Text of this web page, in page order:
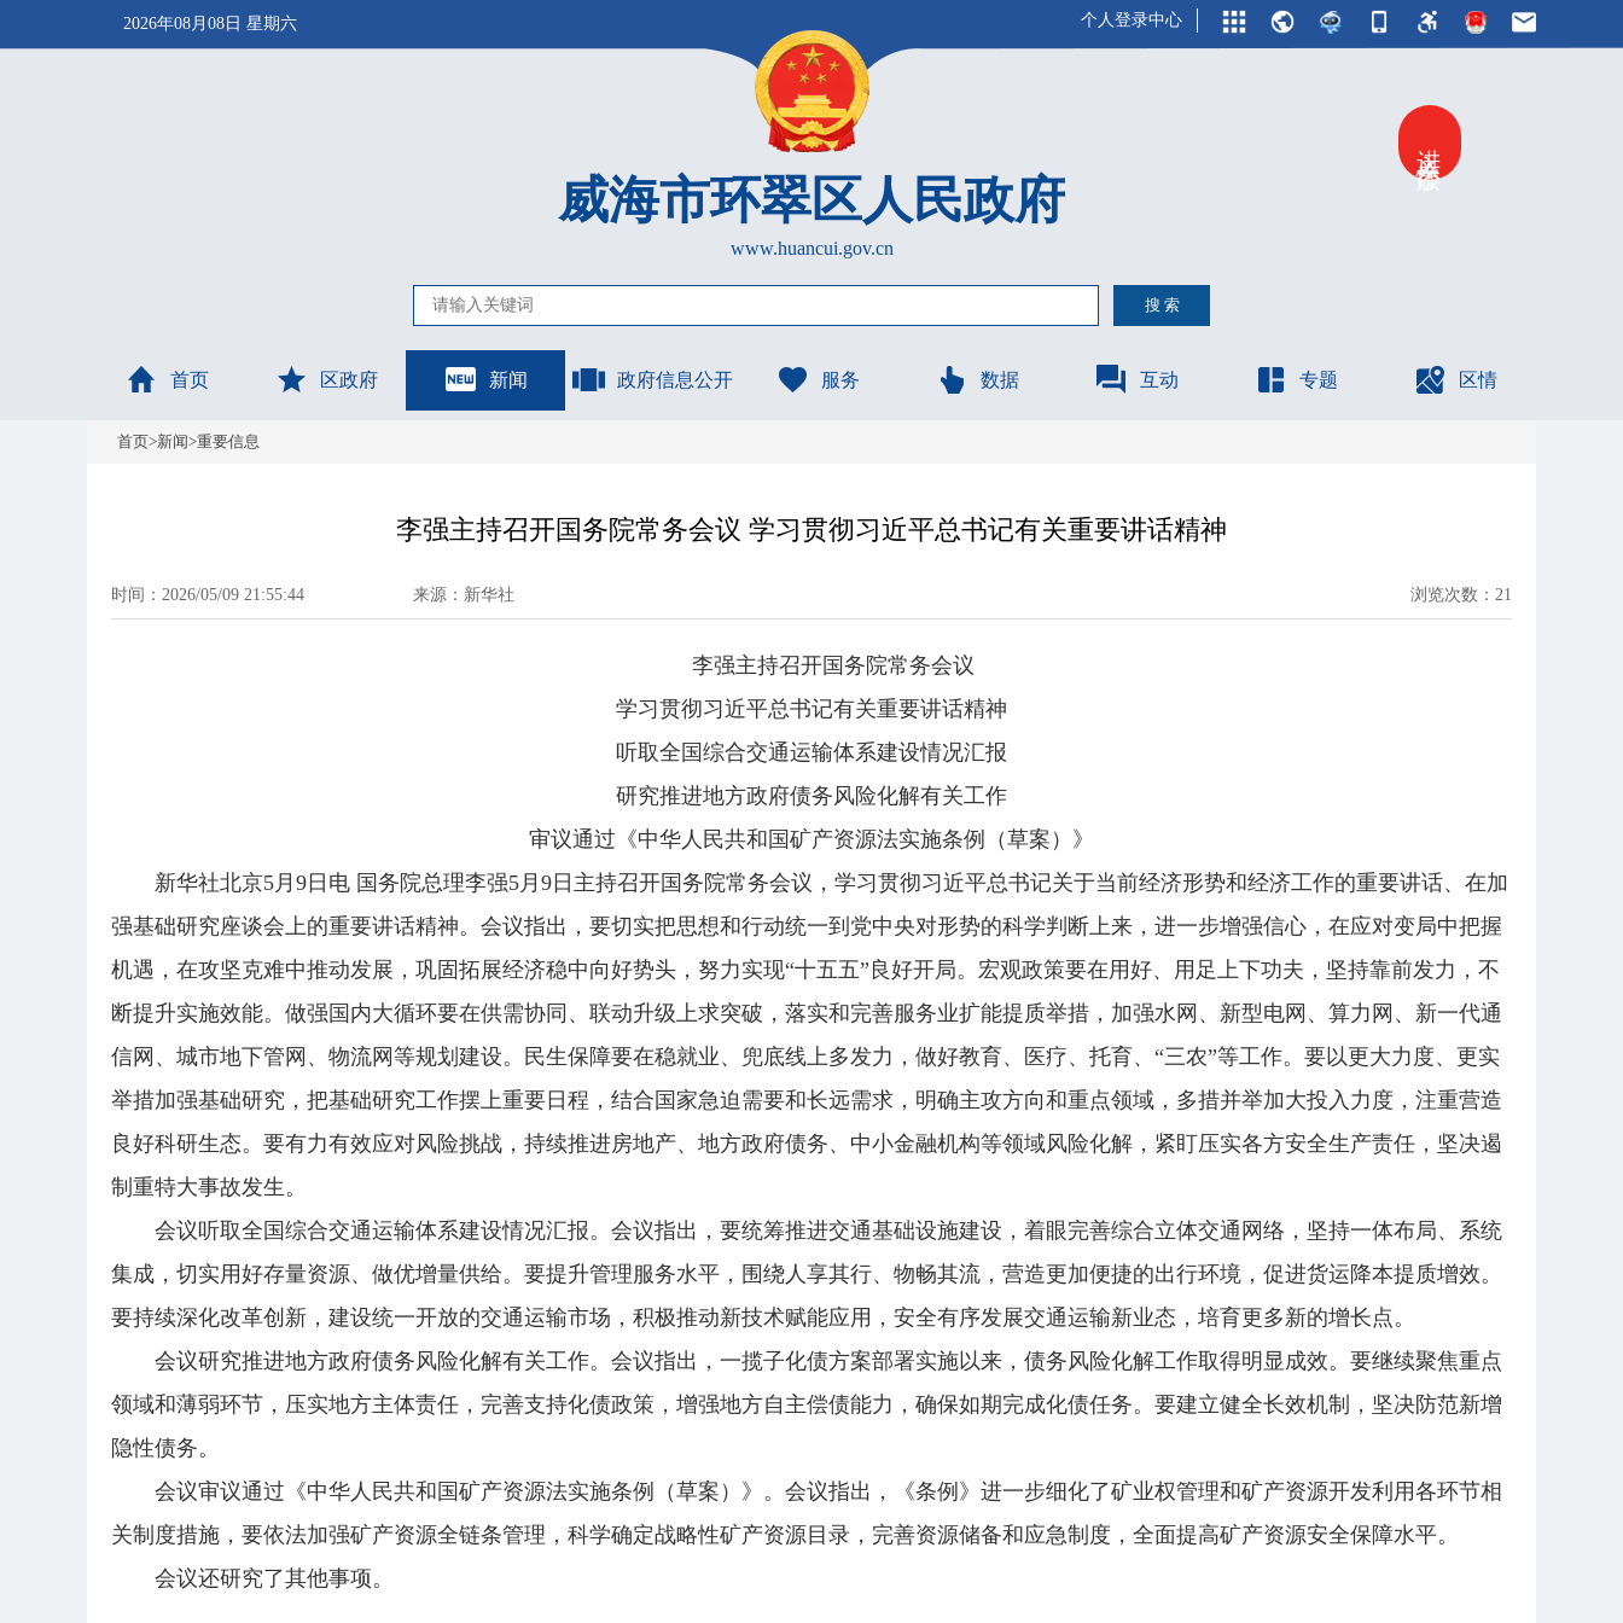
威海市环翠区人民政府
www.huancui.gov.cn
2026年08月08日 星期六 个人登录中心
首页 区政府 新闻 政府信息公开 服务 数据 互动 专题 区情
首页>新闻>重要信息
李强主持召开国务院常务会议 学习贯彻习近平总书记有关重要讲话精神
时间：2026/05/09 21:55:44 来源：新华社 浏览次数： 21
李强主持召开国务院常务会议
学习贯彻习近平总书记有关重要讲话精神
听取全国综合交通运输体系建设情况汇报
研究推进地方政府债务风险化解有关工作
审议通过《中华人民共和国矿产资源法实施条例（草案）》
新华社北京5月9日电 国务院总理李强5月9日主持召开国务院常务会议，学习贯彻习近平总书记关于当前经济形势和经济工作的重要讲话、在加
强基础研究座谈会上的重要讲话精神。会议指出，要切实把思想和行动统一到党中央对形势的科学判断上来，进一步增强信心，在应对变局中把握
机遇，在攻坚克难中推动发展，巩固拓展经济稳中向好势头，努力实现“十五五”良好开局。宏观政策要在用好、用足上下功夫，坚持靠前发力，不
断提升实施效能。做强国内大循环要在供需协同、联动升级上求突破，落实和完善服务业扩能提质举措，加强水网、新型电网、算力网、新一代通
信网、城市地下管网、物流网等规划建设。民生保障要在稳就业、兜底线上多发力，做好教育、医疗、托育、“三农”等工作。要以更大力度、更实
举措加强基础研究，把基础研究工作摆上重要日程，结合国家急迫需要和长远需求，明确主攻方向和重点领域，多措并举加大投入力度，注重营造
良好科研生态。要有力有效应对风险挑战，持续推进房地产、地方政府债务、中小金融机构等领域风险化解，紧盯压实各方安全生产责任，坚决遏
制重特大事故发生。
会议听取全国综合交通运输体系建设情况汇报。会议指出，要统筹推进交通基础设施建设，着眼完善综合立体交通网络，坚持一体布局、系统
集成，切实用好存量资源、做优增量供给。要提升管理服务水平，围绕人享其行、物畅其流，营造更加便捷的出行环境，促进货运降本提质增效。
要持续深化改革创新，建设统一开放的交通运输市场，积极推动新技术赋能应用，安全有序发展交通运输新业态，培育更多新的增长点。
会议研究推进地方政府债务风险化解有关工作。会议指出，一揽子化债方案部署实施以来，债务风险化解工作取得明显成效。要继续聚焦重点
领域和薄弱环节，压实地方主体责任，完善支持化债政策，增强地方自主偿债能力，确保如期完成化债任务。要建立健全长效机制，坚决防范新增
隐性债务。
会议审议通过《中华人民共和国矿产资源法实施条例（草案）》。会议指出，《条例》进一步细化了矿业权管理和矿产资源开发利用各环节相
关制度措施，要依法加强矿产资源全链条管理，科学确定战略性矿产资源目录，完善资源储备和应急制度，全面提高矿产资源安全保障水平。
会议还研究了其他事项。